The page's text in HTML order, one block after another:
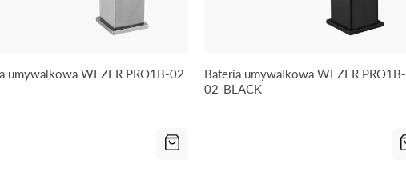
umywalkowa WEZER PRO1B-02
Bateria umywalkowa WEZER PRO1B-
02-BLACK